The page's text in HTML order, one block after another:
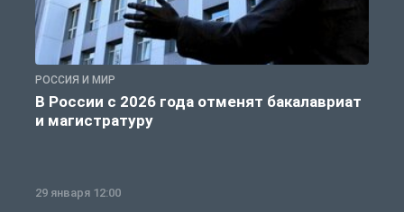
РОССИЯ И МИР
В России с 2026 года отменят бакалавриат
и магистратуру
29 января 12:00